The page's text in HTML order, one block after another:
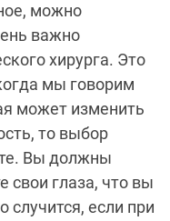
можно
важно
хирурга. Это
мы говорим
может изменить
то выбор
Вы должны
свои глаза, что вы
случится, если при